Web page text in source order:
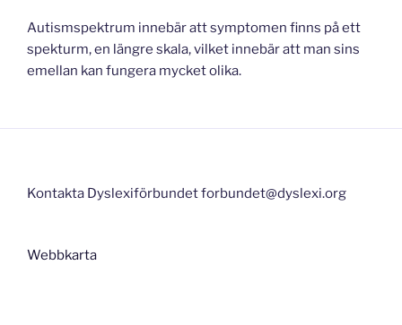
Autismspektrum innebär att symptomen finns på ett
spekturm, en längre skala, vilket innebär att man sins
emellan kan fungera mycket olika.
Kontakta Dyslexiförbundet forbundet@dyslexi.org
Webbkarta